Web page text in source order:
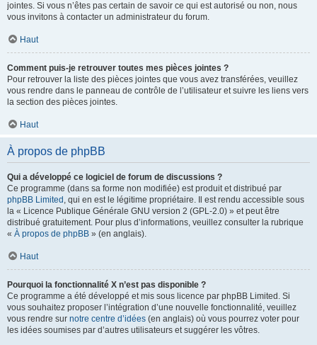
jointes. Si vous n’êtes pas certain de savoir ce qui est autorisé ou non, nous
vous invitons à contacter un administrateur du forum.
Haut
Comment puis-je retrouver toutes mes pièces jointes ?
Pour retrouver la liste des pièces jointes que vous avez transférées, veuillez
vous rendre dans le panneau de contrôle de l’utilisateur et suivre les liens vers
la section des pièces jointes.
Haut
À propos de phpBB
Qui a développé ce logiciel de forum de discussions ?
Ce programme (dans sa forme non modifiée) est produit et distribué par
phpBB Limited , qui en est le légitime propriétaire. Il est rendu accessible sous
la « Licence Publique Générale GNU version 2 (GPL-2.0) » et peut être
distribué gratuitement. Pour plus d’informations, veuillez consulter la rubrique
« À propos de phpBB » (en anglais).
Haut
Pourquoi la fonctionnalité X n’est pas disponible ?
Ce programme a été développé et mis sous licence par phpBB Limited. Si
vous souhaitez proposer l’intégration d’une nouvelle fonctionnalité, veuillez
vous rendre sur notre centre d’idées (en anglais) où vous pourrez voter pour
les idées soumises par d’autres utilisateurs et suggérer les vôtres.